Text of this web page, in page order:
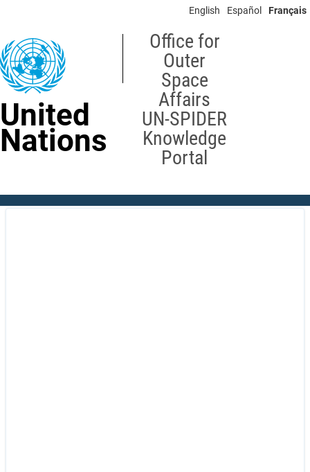
content
English Español Français
United
Nations
Office for
Outer
Space
Affairs
UN-SPIDER
Knowledge
Portal